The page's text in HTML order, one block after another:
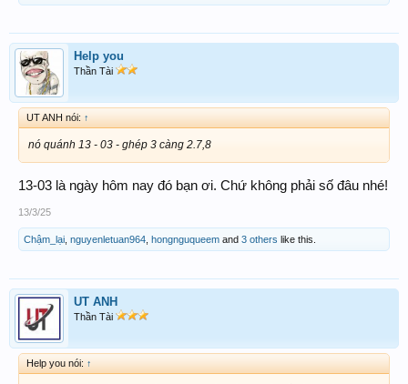
Help you
Thần Tài
UT ANH nói: ↑
nó quánh 13 - 03 - ghép 3 càng 2.7,8
13-03 là ngày hôm nay đó bạn ơi. Chứ không phải số đâu nhé!
13/3/25
Chậm_lại nguyenletuan964 hongnguqueem and 3 others like this.
UT ANH
Thần Tài
Help you nói: ↑